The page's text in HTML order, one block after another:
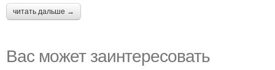
читать дальше →
Вас может заинтересовать